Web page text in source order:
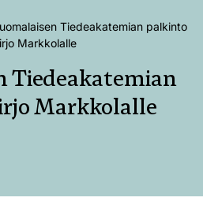
Tiedeakatemian palkinto
Markkolalle
Tiedeakatemian
Markkolalle